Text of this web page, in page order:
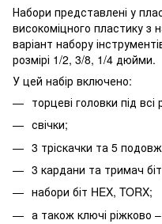
Набори представлені у
високоміцного пластику
варіант набору
розмірі 1/2, 3/8, 1/4 дюйми.
У цей набір включено:
торцеві головки під
свічки;
3 тріскачки та 5
3 кардани та тримач
набори біт HEX, TORX;
а також ключі ріжково –